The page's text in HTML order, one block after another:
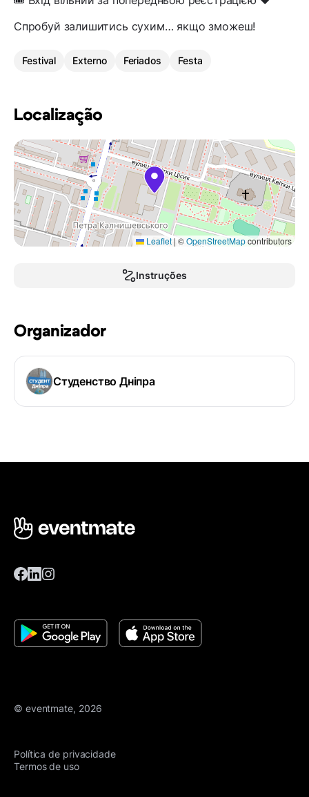
Спробуй залишитись сухим… якщо зможеш!
Festival Externo Feriados Festa
Localização
Leaflet | ©OpenStreetMapcontributors
Instruções
Organizador
Студенство Дніпра
© eventmate, 2026
Política de privacidade
Termos de uso